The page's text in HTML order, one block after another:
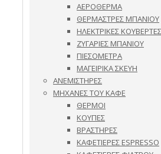
ΑΕΡΟΘΕΡΜΑ
ΘΕΡΜΑΣΤΡΕΣ ΜΠΑΝΙΟΥ
ΗΛΕΚΤΡΙΚΕΣ ΚΟΥΒΕΡΤΕΣ
ΖΥΓΑΡΙΕΣ ΜΠΑΝΙΟΥ
ΠΙΕΣΟΜΕΤΡΑ
ΜΑΓΕΙΡΙΚΑ ΣΚΕΥΗ
ΑΝΕΜΙΣΤΗΡΕΣ
ΜΗΧΑΝΕΣ ΤΟΥ ΚΑΦΕ
ΘΕΡΜΟΙ
ΚΟΥΠΕΣ
ΒΡΑΣΤΗΡΕΣ
ΚΑΦΕΤΙΕΡΕΣ ESPRESSO